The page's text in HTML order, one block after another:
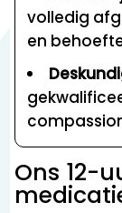
volledig
en
Ons 12-